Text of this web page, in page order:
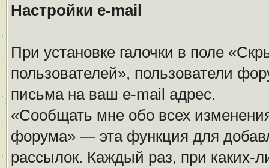
Настройки e-mail
При установке галочки в поле
пользователей», пользователи
письма на ваш e-mail адрес.
«Сообщать мне обо всех
форума» — эта функция для
рассылок. Каждый раз, при каких-